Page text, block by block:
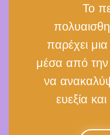
Το
παρέχει
μέσα από την
να
ευεξία